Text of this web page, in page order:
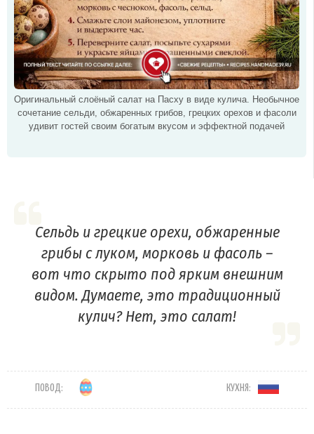
Оригинальный слоёный салат на Пасху в виде кулича. Необычное
сочетание сельди, обжаренных грибов, грецких орехов и фасоли
удивит гостей своим богатым вкусом и эффектной подачей
Сельдь и грецкие орехи, обжаренные
грибы с луком, морковь и фасоль –
вот что скрыто под ярким внешним
видом. Думаете, это традиционный
кулич? Нет, это салат!
ПОВОД: КУХНЯ: